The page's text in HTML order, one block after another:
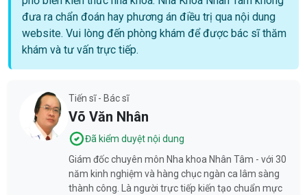
đưa ra chẩn đoán hay phương án điều trị qua nội dung
website. Vui lòng đến phòng khám để được bác sĩ thăm
khám và tư vấn trực tiếp.
Tiến sĩ - Bác sĩ
Võ Văn Nhân
Đã kiểm duyệt nội dung
Giám đốc chuyên môn Nha khoa Nhân Tâm - với 30
năm kinh nghiệm và hàng chục ngàn ca lâm sàng
thành công. Là người trực tiếp kiến tạo chuẩn mực